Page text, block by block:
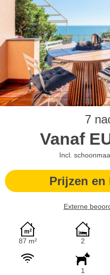
7
Vanaf
Incl.
Prijzen en
Externe
87 m² 2
1